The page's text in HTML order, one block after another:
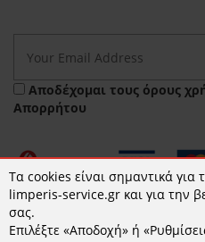
Αποδέχομαι τους όρους
Απορρήτου
Τα cookies είναι σημαντικά για
limperis-service.gr και για την
σας.
Επιλέξτε «Αποδοχή» ή